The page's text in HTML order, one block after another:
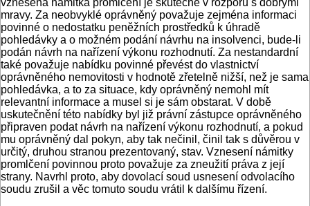
vznesená námitka promlčení je skutečně v rozporu s dobrými
mravy. Za neobvyklé oprávněný považuje zejména informaci
povinné o nedostatku peněžních prostředků k úhradě
pohledávky a o možném podání návrhu na insolvenci, bude-li
podán návrh na nařízení výkonu rozhodnutí. Za nestandardní
také považuje nabídku povinné převést do vlastnictví
oprávněného nemovitosti v hodnotě zřetelně nižší, než je sama
pohledávka, a to za situace, kdy oprávněný nemohl mít
relevantní informace a musel si je sám obstarat. V době
uskutečnění této nabídky byl již právní zástupce oprávněného
připraven podat návrh na nařízení výkonu rozhodnutí, a pokud
mu oprávněný dal pokyn, aby tak nečinil, činil tak s důvěrou v
určitý, druhou stranou prezentovaný, stav. Vznesení námitky
promlčení povinnou proto považuje za zneužití práva z její
strany. Navrhl proto, aby dovolací soud usnesení odvolacího
soudu zrušil a věc tomuto soudu vrátil k dalšímu řízení.